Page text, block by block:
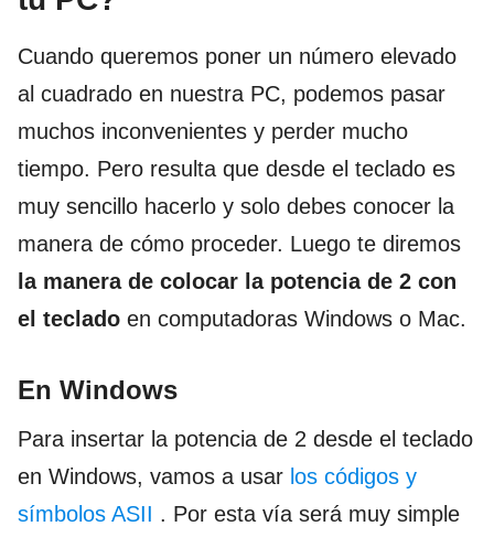
Cuando queremos poner un número elevado
al cuadrado en nuestra PC, podemos pasar
muchos inconvenientes y perder mucho
tiempo. Pero resulta que desde el teclado es
muy sencillo hacerlo y solo debes conocer la
manera de cómo proceder. Luego te diremos
la manera de colocar la potencia de 2 con
el teclado en computadoras Windows o Mac.
En Windows
Para insertar la potencia de 2 desde el teclado
en Windows, vamos a usar los códigos y
símbolos ASII . Por esta vía será muy simple